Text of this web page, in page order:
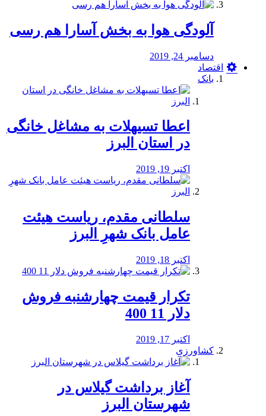
آلودگی هوا به بخش آسارا هم رسی
دسامبر 24, 2019
اقتصاد
بانک
️اعطا تسیهلات به مشاغل خانگی
در استان البرز
اکتبر 19, 2019
سلطانی مقدم، ریاست هیئت
عامل بانک شهرِ البرز
اکتبر 18, 2019
تکرار قیمت چهارشنبه فروش
دلار 11 400
اکتبر 17, 2019
کشاورزی
آغاز برداشت گیلاس در
شهرستان البرز